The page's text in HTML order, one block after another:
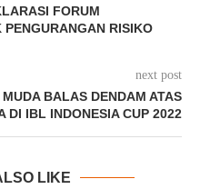
FORUM
RISIKO
next post
BALAS DENDAM ATAS
DI IBL INDONESIA CUP 2022
LIKE